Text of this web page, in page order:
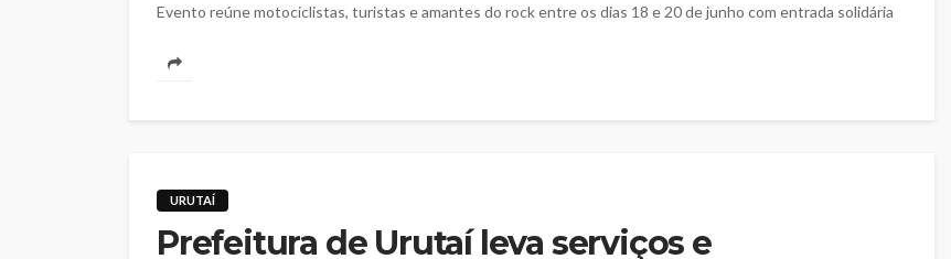
Evento reúne motociclistas, turistas e amantes do rock entre os dias 18 e 20 de junho com entrada solidária
URUTAÍ
Prefeitura de Urutaí leva serviços e